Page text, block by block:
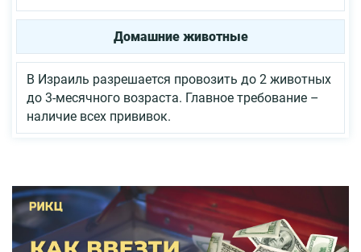
Домашние животные
В Израиль разрешается провозить до 2 животных
до 3-месячного возраста. Главное требование –
наличие всех прививок.